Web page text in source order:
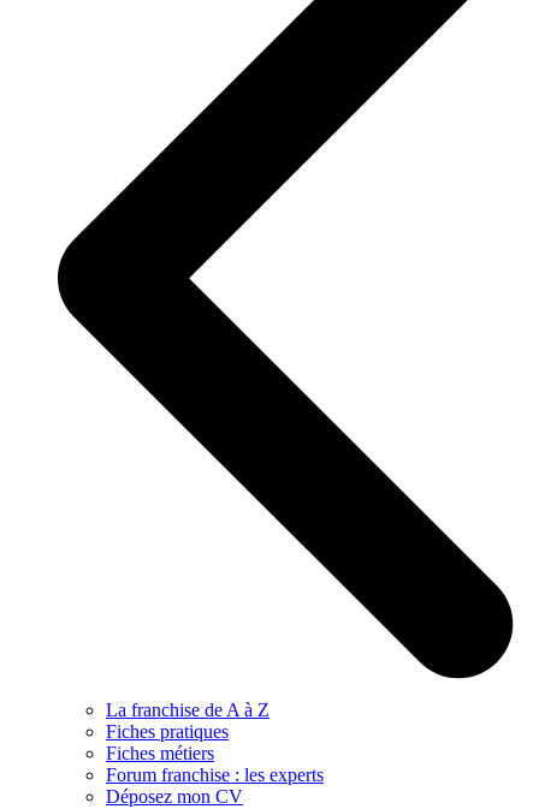
La franchise de A à Z
Fiches pratiques
Fiches métiers
Forum franchise : les experts
Déposez mon CV